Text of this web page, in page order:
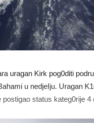
uragan Kirk pog0diti
u nedjeIju. Uragan
status kateg0rije 4